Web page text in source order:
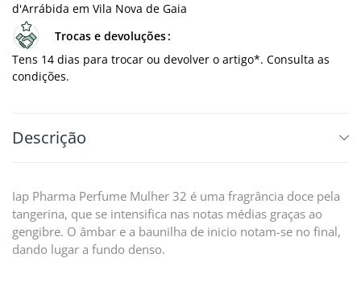
d'Arrábida em Vila Nova de Gaia
Trocas e devoluções
Tens 14 dias para trocar ou devolver o artigo*. Consulta as
condições.
Descrição
Iap Pharma Perfume Mulher 32 é uma fragrância doce pela
tangerina, que se intensifica nas notas médias graças ao
gengibre. O âmbar e a baunilha de inicio notam-se no final,
dando lugar a fundo denso.